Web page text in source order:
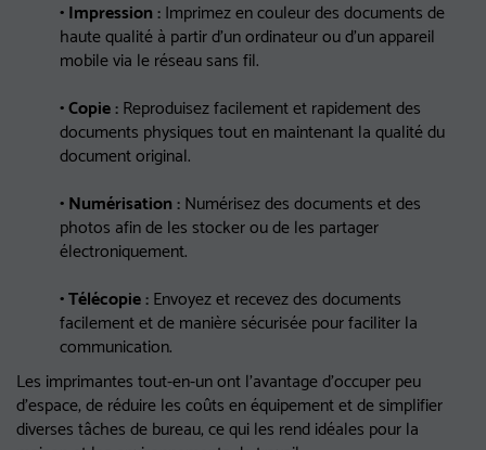
• Impression :Imprimez en couleur des documents de
haute qualité à partir d'un ordinateur ou d'un appareil
mobile via le réseau sans fil.
• Copie :Reproduisez facilement et rapidement des
documents physiques tout en maintenant la qualité du
document original.
• Numérisation :Numérisez des documents et des
photos afin de les stocker ou de les partager
électroniquement.
• Télécopie :Envoyez et recevez des documents
facilement et de manière sécurisée pour faciliter la
communication.
Les imprimantes tout-en-un ont l'avantage d'occuper peu
d'espace, de réduire les coûts en équipement et de simplifier
diverses tâches de bureau, ce qui les rend idéales pour la